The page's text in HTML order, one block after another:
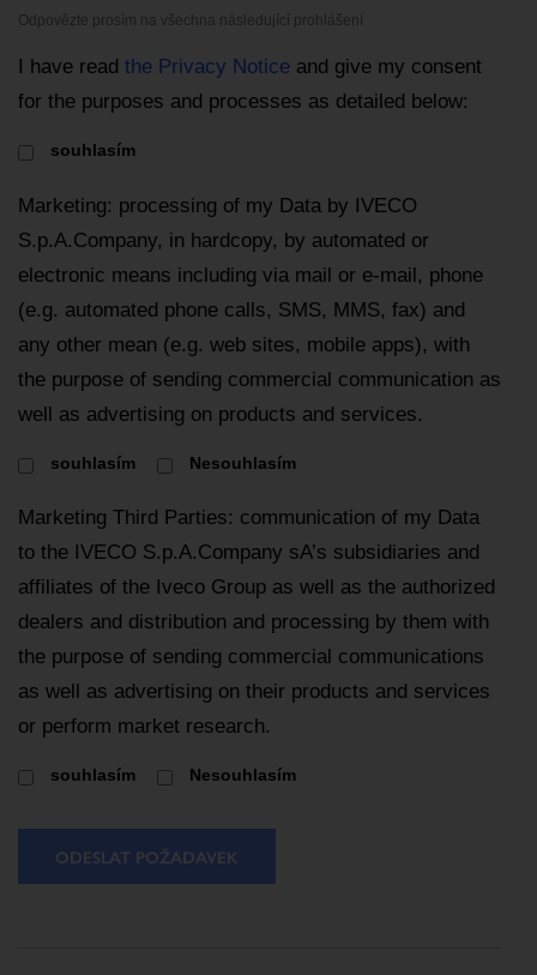
Odpovězte prosím na všechna následující prohlášení
I have read the Privacy Notice and give my consent
for the purposes and processes as detailed below:
souhlasím
Marketing: processing of my Data by IVECO
S.p.A.Company, in hardcopy, by automated or
electronic means including via mail or e-mail, phone
(e.g. automated phone calls, SMS, MMS, fax) and
any other mean (e.g. web sites, mobile apps), with
the purpose of sending commercial communication as
well as advertising on products and services.
souhlasím Nesouhlasím
Marketing Third Parties: communication of my Data
to the IVECO S.p.A.Company sA’s subsidiaries and
affiliates of the Iveco Group as well as the authorized
dealers and distribution and processing by them with
the purpose of sending commercial communications
as well as advertising on their products and services
or perform market research.
souhlasím Nesouhlasím
ODESLAT POŽADAVEK